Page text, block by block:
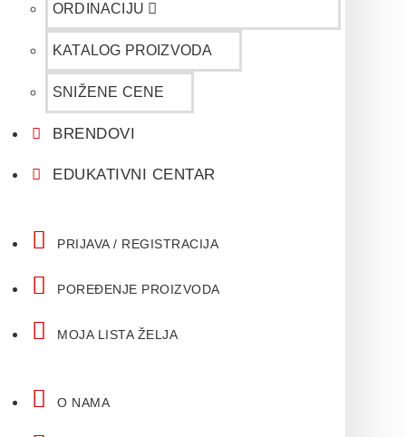
ORDINACIJU
KATALOG PROIZVODA
SNIŽENE CENE
BRENDOVI
EDUKATIVNI CENTAR
PRIJAVA / REGISTRACIJA
POREĐENJE PROIZVODA
MOJA LISTA ŽELJA
O NAMA